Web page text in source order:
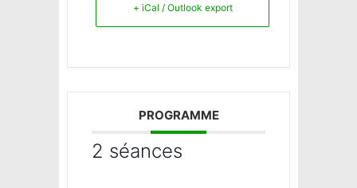
+ iCal / Outlook export
PROGRAMME
2 séances